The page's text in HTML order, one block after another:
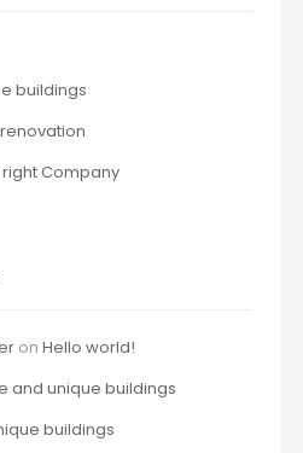
buildings
Company
on Hello world!
and unique buildings
buildings